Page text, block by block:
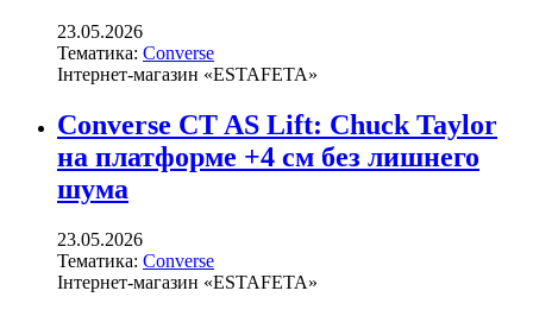
23.05.2026
Тематика: Converse
Інтернет-магазин «ESTAFETA»
Converse CT AS Lift: Chuck Taylor
на платформе +4 см без лишнего
шума
23.05.2026
Тематика: Converse
Інтернет-магазин «ESTAFETA»